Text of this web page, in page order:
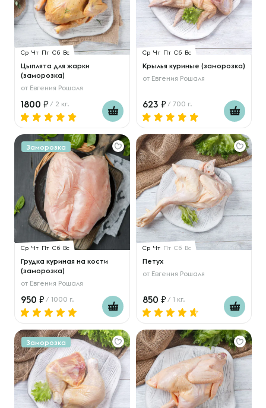
Ср Чт Пт Сб Вс
Цыплята для жарки
(заморозка)
от Евгения Рошаля
1800 / 2 кг.
Ср Чт Пт Сб Вс
Крылья куриные (заморозка)
от Евгения Рошаля
623 / 700 г.
Заморозка
Ср Чт Пт Сб Вс
Грудка куриная на кости
(заморозка)
от Евгения Рошаля
950 / 1000 г.
Ср Чт Пт Сб Вс
Петух
от Евгения Рошаля
850 / 1 кг.
Заморозка